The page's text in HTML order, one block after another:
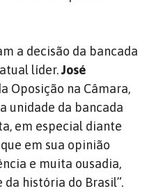
a decisão da bancada
líder.José
Oposição na Câmara,
unidade da bancada
em especial diante
em sua opinião
e muita ousadia,
história do Brasil”.